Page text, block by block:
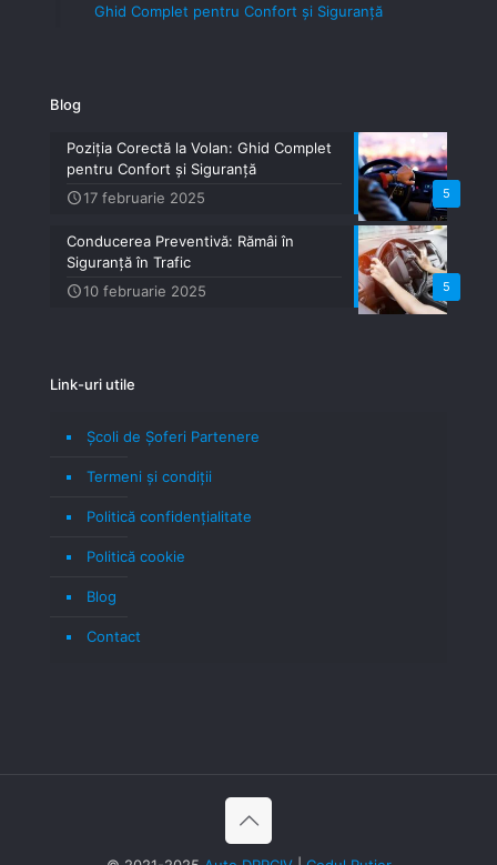
Ghid Complet pentru Confort și Siguranță
Blog
5
Poziția Corectă la Volan: Ghid Complet
pentru Confort și Siguranță
17 februarie 2025
5
Conducerea Preventivă: Rămâi în
Siguranță în Trafic
10 februarie 2025
Link-uri utile
Școli de Șoferi Partenere
Termeni şi condiţii
Politică confidenţialitate
Politică cookie
Blog
Contact